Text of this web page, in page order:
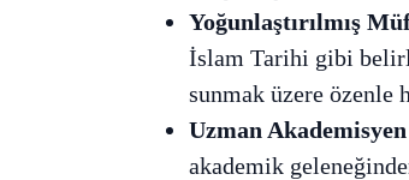
Yoğunlaştırılmış
İslam Tarihi gibi
sunmak üzere özenle
Uzman
akademik